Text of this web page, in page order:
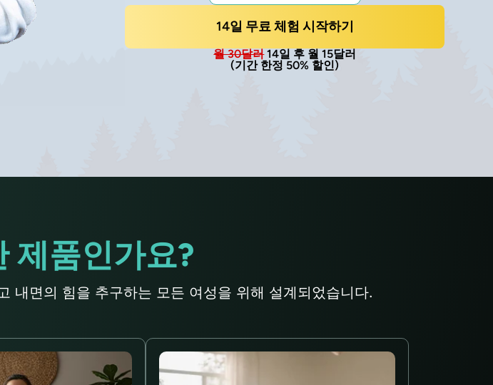
14일 무료 체험 시작하기
월 30달러14일 후 월 15달러
(기간 한정 50% 할인)
제품인가요?
내면의 힘을 추구하는 모든 여성을 위해 설계되었습니다.